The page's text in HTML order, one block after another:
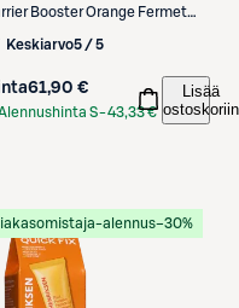
Booster Orange Fermet
hoitovesi 120 ml
Keskiarvo5 / 5
61,90 €
S-43,33 €
Lisää
ostoskoriin
alennus−30%